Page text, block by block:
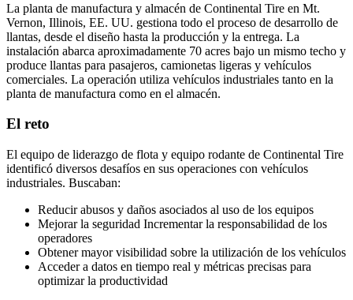
La planta de manufactura y almacén de Continental Tire en Mt.
Vernon, Illinois, EE. UU. gestiona todo el proceso de desarrollo de
llantas, desde el diseño hasta la producción y la entrega. La
instalación abarca aproximadamente 70 acres bajo un mismo techo y
produce llantas para pasajeros, camionetas ligeras y vehículos
comerciales. La operación utiliza vehículos industriales tanto en la
planta de manufactura como en el almacén.
El reto
El equipo de liderazgo de flota y equipo rodante de Continental Tire
identificó diversos desafíos en sus operaciones con vehículos
industriales. Buscaban:
Reducir abusos y daños asociados al uso de los equipos
Mejorar la seguridad Incrementar la responsabilidad de los
operadores
Obtener mayor visibilidad sobre la utilización de los vehículos
Acceder a datos en tiempo real y métricas precisas para
optimizar la productividad